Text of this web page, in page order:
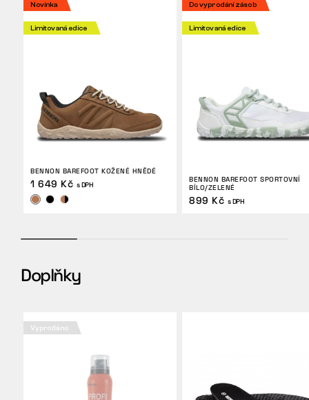
Novinka
Limitovaná edice
BENNON BAREFOOT KOŽENÉ HNĚDÉ
1 649 Kč s DPH
Do vyprodání zásob
Limitovaná edice
BENNON BAREFOOT SPORTOVNÍ
BÍLO/ZELENÉ
899 Kč s DPH
Doplňky
Vyprodáno